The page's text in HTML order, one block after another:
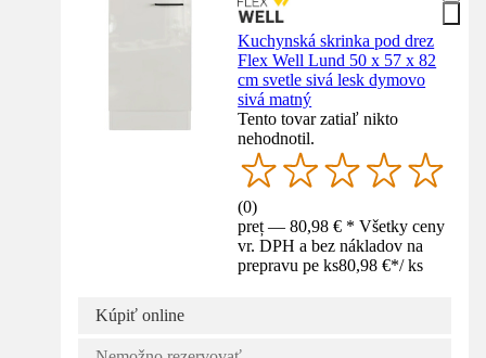
Kuchynská skrinka pod drez
Flex Well Lund 50 x 57 x 82
cm svetle sivá lesk dymovo
sivá matný
Tento tovar zatiaľ nikto
nehodnotil.
(0)
preț — 80,98 € * Všetky ceny
vr. DPH a bez nákladov na
prepravu pe ks80,98 €*/ ks
Kúpiť online